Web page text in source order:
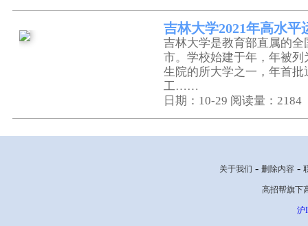
吉林大学2021年高水平
吉林大学是教育部直属的
市。学校始建于年，年被
生院的所大学之一，年首
工……
日期：10-29 阅读量：2184
关于我们 -删除内容 -
高招帮旗下
沪